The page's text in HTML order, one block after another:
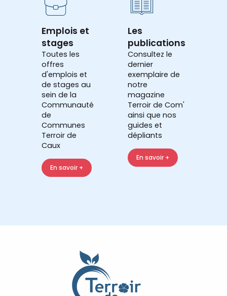
Emplois et
stages
Toutes les
offres
d'emplois et
de stages au
sein de la
Communauté
de
Communes
Terroir de
Caux
En savoir +
Les
publications
Consultez le
dernier
exemplaire de
notre
magazine
Terroir de Com'
ainsi que nos
guides et
dépliants
En savoir +